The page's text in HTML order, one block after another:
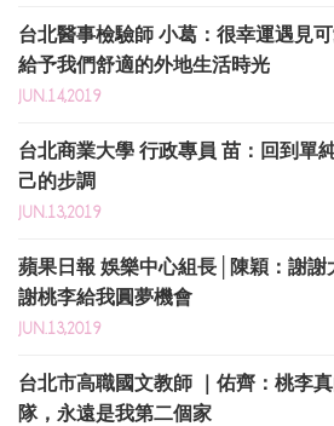
台北醫事檢驗師 小葛：很幸運遇見
給予我們舒適的外地生活時光
JUN.14,2019
台北商業大學 行政專員 苗：回到單
己的步調
JUN.13,2019
蘋果日報 娛樂中心組長│陳穎：謝謝
謝桃李給我圓夢機會
JUN.13,2019
台北市高職國文教師 ｜佑齊：桃李
隊，永遠是我第二個家